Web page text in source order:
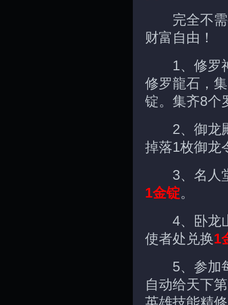
完全不需
财富自由！
1、修罗神
修罗龍石，
锭。集齐8个
2、御龙殿
掉落1枚御龙
3、名人堂
1金锭。
4、卧龙山
使者处兑换1
5、参加每
自动给天下